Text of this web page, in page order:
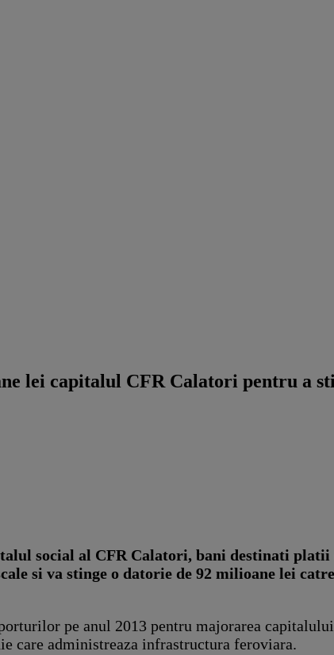
lei capitalul CFR Calatori pentru a
social al CFR Calatori, bani destinati
si va stinge o datorie de 92 milioane lei
pe anul 2013 pentru majorarea
care administreaza infrastructura feroviara.